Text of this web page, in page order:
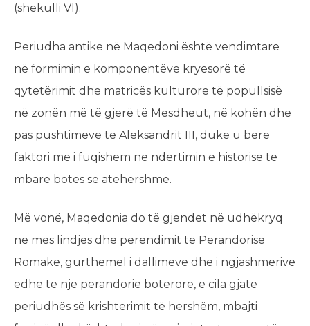
(shekulli VI).
Periudha antike në Maqedoni është vendimtare
në formimin e komponentëve kryesorë të
qytetërimit dhe matricës kulturore të popullsisë
në zonën më të gjerë të Mesdheut, në kohën dhe
pas pushtimeve të Aleksandrit III, duke u bërë
faktori më i fuqishëm në ndërtimin e historisë të
mbarë botës së atëhershme.
Më vonë, Maqedonia do të gjendet në udhëkryq
në mes lindjes dhe perëndimit të Perandorisë
Romake, gurthemel i dallimeve dhe i ngjashmërive
edhe të një perandorie botërore, e cila gjatë
periudhës së krishterimit të hershëm, mbajti